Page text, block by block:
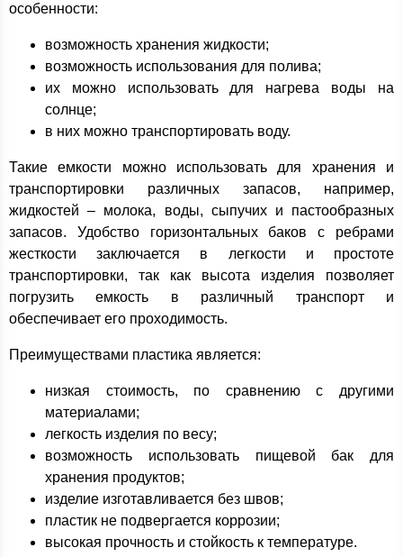
особенности:
возможность хранения жидкости;
возможность использования для полива;
их можно использовать для нагрева воды на
солнце;
в них можно транспортировать воду.
Такие емкости можно использовать для хранения и
транспортировки различных запасов, например,
жидкостей – молока, воды, сыпучих и пастообразных
запасов. Удобство горизонтальных баков с ребрами
жесткости заключается в легкости и простоте
транспортировки, так как высота изделия позволяет
погрузить емкость в различный транспорт и
обеспечивает его проходимость.
Преимуществами пластика является:
низкая стоимость, по сравнению с другими
материалами;
легкость изделия по весу;
возможность использовать пищевой бак для
хранения продуктов;
изделие изготавливается без швов;
пластик не подвергается коррозии;
высокая прочность и стойкость к температуре.